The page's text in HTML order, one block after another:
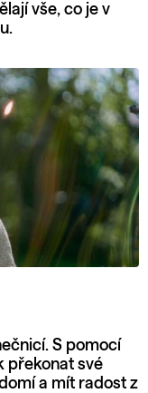
vše, co je v
S pomocí
překonat své
a mít radost z